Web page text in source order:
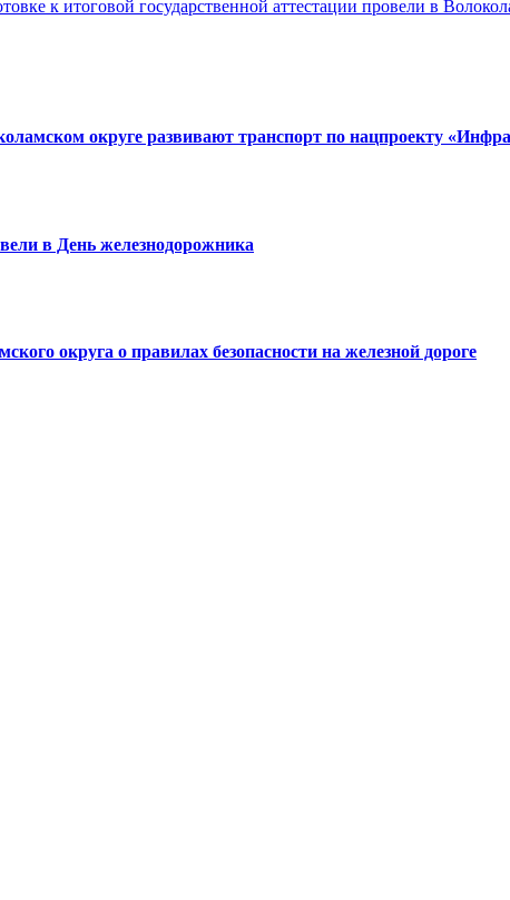
к итоговой государственной аттестации провели в
округе развивают транспорт по нацпроекту
в День железнодорожника
округа о правилах безопасности на железной дороге